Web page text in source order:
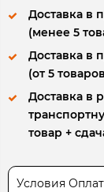
Доставка в
(менее 5
Доставка в
(от 5
Доставка в
товар +
Условия